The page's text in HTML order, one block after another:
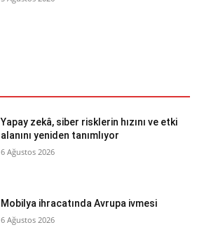
Yapay zekâ, siber risklerin hızını ve etki
alanını yeniden tanımlıyor
6 Ağustos 2026
Mobilya ihracatında Avrupa ivmesi
6 Ağustos 2026